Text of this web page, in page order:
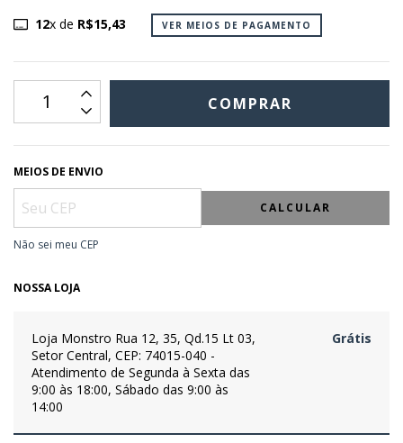
12x de R$15,43 VER MEIOS DE PAGAMENTO
MEIOS DE ENVIO
CALCULAR
Não sei meu CEP
NOSSA LOJA
Loja Monstro Rua 12, 35, Qd.15 Lt 03,
Setor Central, CEP: 74015-040 -
Atendimento de Segunda à Sexta das
9:00 às 18:00, Sábado das 9:00 às
14:00
Grátis